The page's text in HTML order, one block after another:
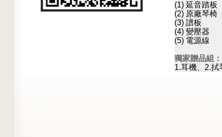
(1) 延音踏板
(2) 原廠琴椅
(3) 譜板
(4) 變壓器
(5) 電源線
獨家贈品組：
1.耳機、2.